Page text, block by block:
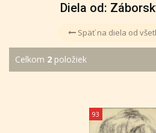
Diela od:
Späť na diela od
Celkom 2 položiek
93